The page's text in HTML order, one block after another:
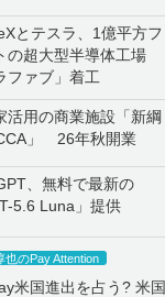
とテスラ、1億平方フ
の超大型半導体工場
ファブ」着工
活用の商業施設「新綱
」 26年秋開業
、無料で最新の
5.6 Luna」提供
也のPay Attention
米国進出を占う? 米国